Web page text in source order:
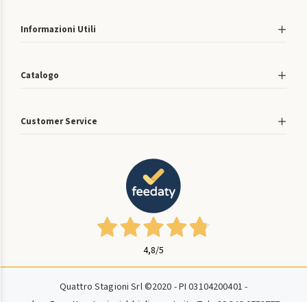
Informazioni Utili
Catalogo
Customer Service
4,8/5
Quattro Stagioni Srl ©2020 - PI 03104200401 -